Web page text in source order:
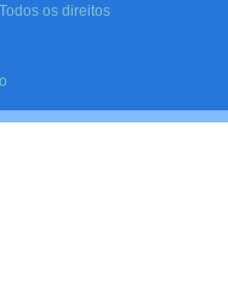
os direitos